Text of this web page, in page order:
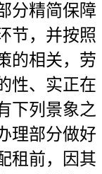
分精简保障
节，并按照
的相关，劳
性、实正在
下列景象之
理部分做好
租前，因其